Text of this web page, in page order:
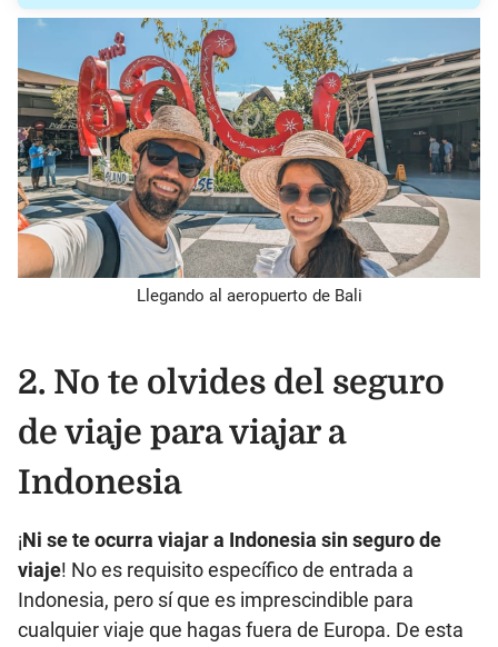
Llegando al aeropuerto de Bali
2. No te olvides del seguro
de viaje para viajar a
Indonesia
¡Ni se te ocurra viajar a Indonesia sin seguro de
viaje! No es requisito específico de entrada a
Indonesia, pero sí que es imprescindible para
cualquier viaje que hagas fuera de Europa. De esta